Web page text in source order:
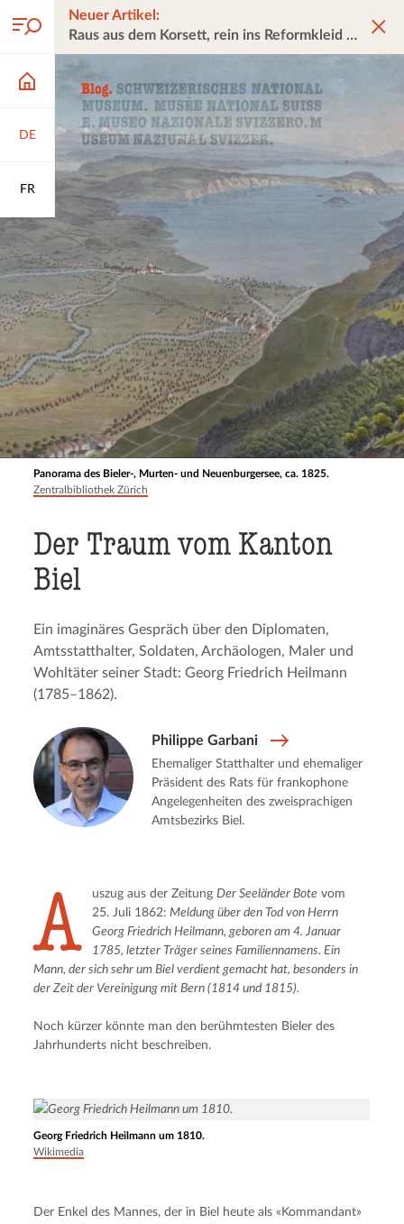
DE
FR
Neuer Artikel:
Raus aus dem Korsett, rein ins Reformkleid
Panorama des Bieler-, Murten- und Neuenburgersee, ca. 1825.
Zentralbibliothek Zürich
Der Traum vom Kanton
Biel
Ein imaginäres Gespräch über den Diplomaten,
Amtsstatthalter, Soldaten, Archäologen, Maler und
Wohltäter seiner Stadt: Georg Friedrich Heilmann
(1785–1862).
Philippe Garbani
Ehemaliger Statthalter und ehemaliger
Präsident des Rats für frankophone
Angelegenheiten des zweisprachigen
Amtsbezirks Biel.
A uszug aus der Zeitung Der Seeländer Bote vom
25. Juli 1862: Meldung über den Tod von Herrn
Georg Friedrich Heilmann, geboren am 4. Januar
1785, letzter Träger seines Familiennamens. Ein
Mann, der sich sehr um Biel verdient gemacht hat, besonders in
der Zeit der Vereinigung mit Bern (1814 und 1815).
Noch kürzer könnte man den berühmtesten Bieler des
Jahrhunderts nicht beschreiben.
Georg Friedrich Heilmann um 1810.
Wikimedia
Der Enkel des Mannes, der in Biel heute als «Kommandant»